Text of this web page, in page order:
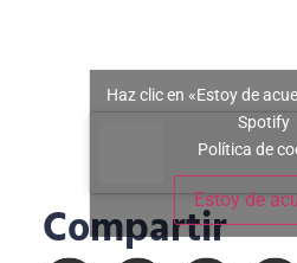
Haz clic en «Estoy de
Spotify
Política de
Estoy de
Compartir